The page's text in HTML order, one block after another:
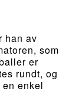
han av
som
er
rundt, og
enkel